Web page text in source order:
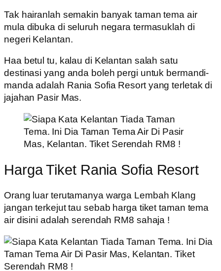
Tak hairanlah semakin banyak taman tema air
mula dibuka di seluruh negara termasuklah di
negeri Kelantan.
Haa betul tu, kalau di Kelantan salah satu
destinasi yang anda boleh pergi untuk bermandi-
manda adalah Rania Sofia Resort yang terletak di
jajahan Pasir Mas.
Harga Tiket Rania Sofia Resort
Orang luar terutamanya warga Lembah Klang
jangan terkejut tau sebab harga tiket taman tema
air disini adalah serendah RM8 sahaja !